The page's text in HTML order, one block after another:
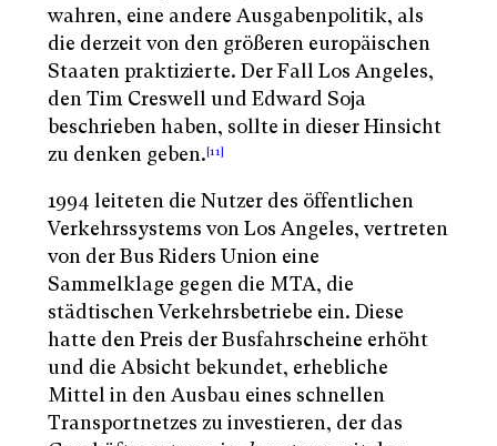
wahren, eine andere Ausgabenpolitik, als
die derzeit von den größeren europäischen
Staaten praktizierte. Der Fall Los Angeles,
den Tim Creswell und Edward Soja
beschrieben haben, sollte in dieser Hinsicht
zu denken geben.[11]
1994 leiteten die Nutzer des öffentlichen
Verkehrssystems von Los Angeles, vertreten
von der Bus Riders Union eine
Sammelklage gegen die MTA, die
städtischen Verkehrsbetriebe ein. Diese
hatte den Preis der Busfahrscheine erhöht
und die Absicht bekundet, erhebliche
Mittel in den Ausbau eines schnellen
Transportnetzes zu investieren, der das